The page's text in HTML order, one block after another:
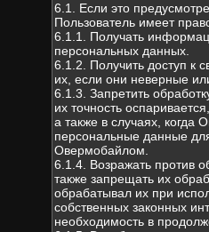
6.1. Если это
Пользователь имеет
6.1.1. Получать
персональных данных.
6.1.2. Получить доступ к
их, если они неверные
6.1.3. Запретить
их точность
а также в случаях, когда
персональные данные
Овермобайлом.
6.1.4. Возражать против
также запрещать их
обрабатывал их при
собственных законных
необходимость в